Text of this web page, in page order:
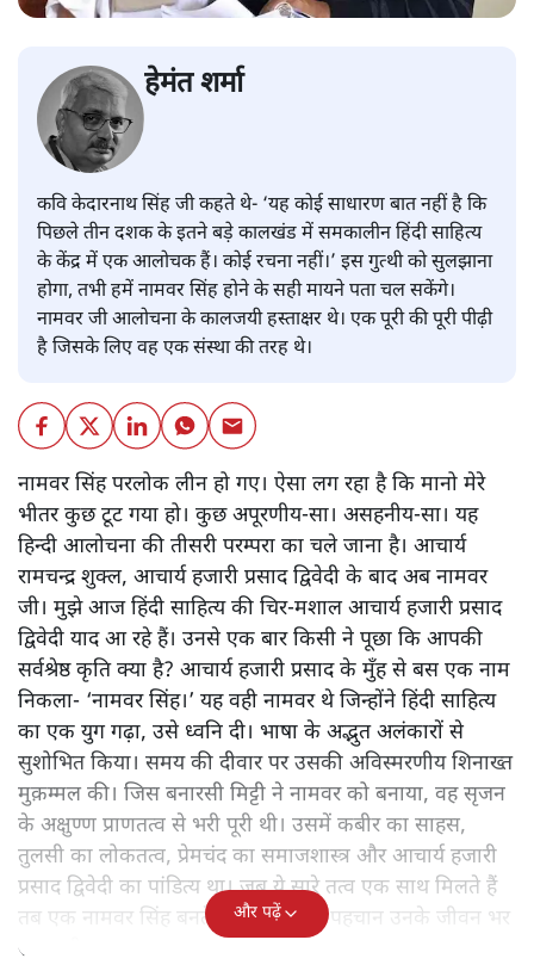
हेमंत शर्मा
कवि केदारनाथ सिंह जी कहते थे- ‘यह कोई साधारण बात नहीं है कि
पिछले तीन दशक के इतने बडे़ कालखंड में समकालीन हिंदी साहित्य
के केंद्र में एक आलोचक हैं। कोई रचना नहीं।’ इस गुत्थी को सुलझाना
होगा, तभी हमें नामवर सिंह होने के सही मायने पता चल सकेंगे।
नामवर जी आलोचना के कालजयी हस्ताक्षर थे। एक पूरी की पूरी पीढ़ी
है जिसके लिए वह एक संस्था की तरह थे।
नामवर सिंह परलोक लीन हो गए। ऐसा लग रहा है कि मानो मेरे
भीतर कुछ टूट गया हो। कुछ अपूरणीय-सा। असहनीय-सा। यह
हिन्दी आलोचना की तीसरी परम्परा का चले जाना है। आचार्य
रामचन्द्र शुक्ल, आचार्य हजारी प्रसाद द्विवेदी के बाद अब नामवर
जी। मुझे आज हिंदी साहित्य की चिर-मशाल आचार्य हजारी प्रसाद
द्विवेदी याद आ रहे हैं। उनसे एक बार किसी ने पूछा कि आपकी
सर्वश्रेष्ठ कृति क्या है? आचार्य हजारी प्रसाद के मुँह से बस एक नाम
निकला- ‘नामवर सिंह।’ यह वही नामवर थे जिन्होंने हिंदी साहित्य
का एक युग गढ़ा, उसे ध्वनि दी। भाषा के अद्भुत अलंकारों से
सुशोभित किया। समय की दीवार पर उसकी अविस्मरणीय शिनाख्त
मुक़म्मल की। जिस बनारसी मिट्टी ने नामवर को बनाया, वह सृजन
के अक्षुण्ण प्राणतत्व से भरी पूरी थी। उसमें कबीर का साहस,
तुलसी का लोकतत्व, प्रेमचंद का समाजशास्त्र और आचार्य हजारी
प्रसाद द्विवेदी का पांडित्य था। जब ये सारे तत्व एक साथ मिलते हैं
तब एक नामवर सिंह बनते हैं। उनकी यही पहचान उनके जीवन भर
साथ रही।
और पढ़ें